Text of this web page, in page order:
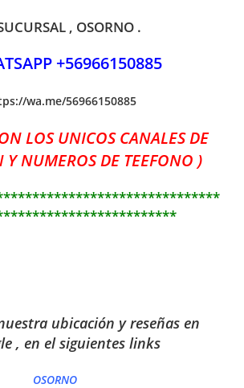
, OSORNO .
+56966150885
wa.me/56966150885
LOS UNICOS CANALES DE
Y NUMEROS DE TEEFONO )
ubicación y reseñas en
, en el siguientes links
OSORNO